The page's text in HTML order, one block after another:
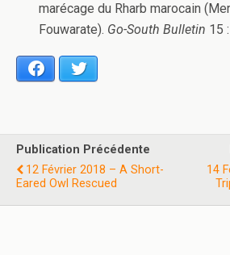
marécage du Rharb marocain
Fouwarate). Go-South Bulletin 15
Facebook
Publication Précédente
12 Février 2018 – A Short-
Eared Owl Rescued
14